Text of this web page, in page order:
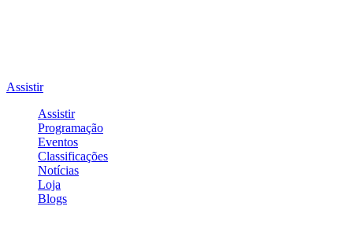
Assistir
Assistir
Programação
Eventos
Classificações
Notícias
Loja
Blogs